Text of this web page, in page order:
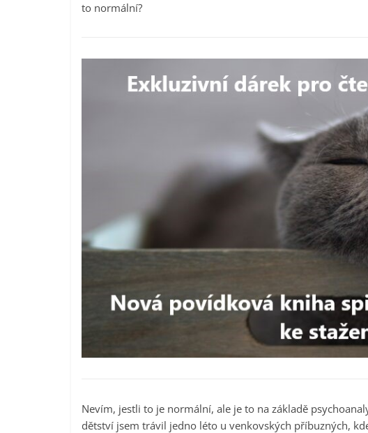
to normální?
Nevím, jestli to je normální, ale je to na základě
dětství jsem trávil jedno léto u venkovských příbuzných,